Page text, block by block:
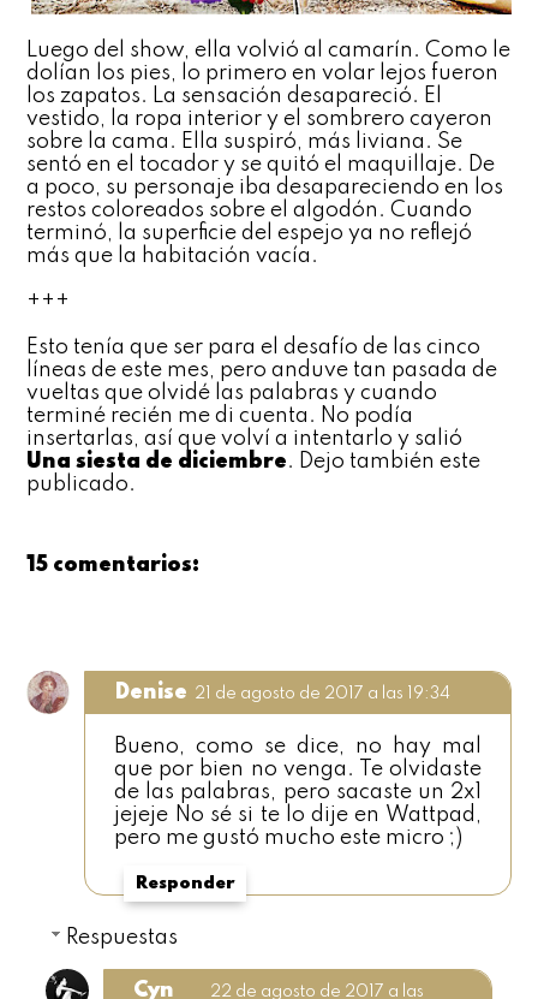
Luego del show, ella volvió al camarín. Como le
dolían los pies, lo primero en volar lejos fueron
los zapatos. La sensación desapareció. El
vestido, la ropa interior y el sombrero cayeron
sobre la cama. Ella suspiró, más liviana. Se
sentó en el tocador y se quitó el maquillaje. De
a poco, su personaje iba desapareciendo en los
restos coloreados sobre el algodón. Cuando
terminó, la superficie del espejo ya no reflejó
más que la habitación vacía.
+++
Esto tenía que ser para el desafío de las cinco
líneas de este mes, pero anduve tan pasada de
vueltas que olvidé las palabras y cuando
terminé recién me di cuenta. No podía
insertarlas, así que volví a intentarlo y salió
Una siesta de diciembre. Dejo también este
publicado.
15 comentarios:
Denise 21 de agosto de 2017 a las 19:34
Bueno, como se dice, no hay mal
que por bien no venga. Te olvidaste
de las palabras, pero sacaste un 2x1
jejeje No sé si te lo dije en Wattpad,
pero me gustó mucho este micro ;)
Responder
Respuestas
Cyn
22 de agosto de 2017 a las